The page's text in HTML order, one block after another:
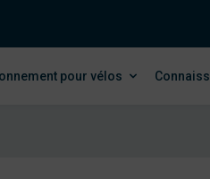
pour vélos